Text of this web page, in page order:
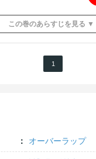
この巻のあらすじを 見る ▼
1
オーバーラップ